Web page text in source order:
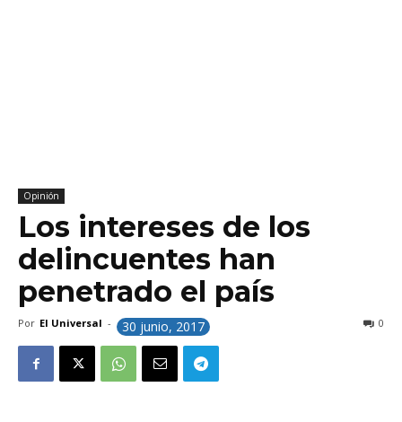
Opinión
Los intereses de los
delincuentes han
penetrado el país
Por El Universal - 30 junio, 2017 0